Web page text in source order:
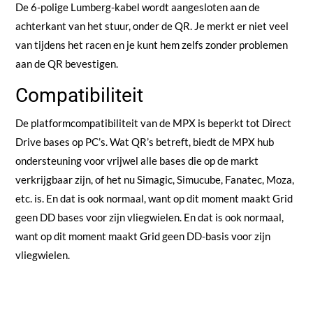
De 6-polige Lumberg-kabel wordt aangesloten aan de
achterkant van het stuur, onder de QR. Je merkt er niet veel
van tijdens het racen en je kunt hem zelfs zonder problemen
aan de QR bevestigen.
Compatibiliteit
De platformcompatibiliteit van de MPX is beperkt tot Direct
Drive bases op PC’s. Wat QR’s betreft, biedt de MPX hub
ondersteuning voor vrijwel alle bases die op de markt
verkrijgbaar zijn, of het nu Simagic, Simucube, Fanatec, Moza,
etc. is. En dat is ook normaal, want op dit moment maakt Grid
geen DD bases voor zijn vliegwielen. En dat is ook normaal,
want op dit moment maakt Grid geen DD-basis voor zijn
vliegwielen.